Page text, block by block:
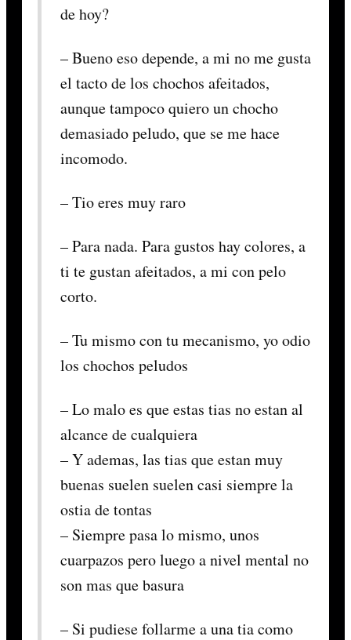
de hoy?
– Bueno eso depende, a mi no me gusta
el tacto de los chochos afeitados,
aunque tampoco quiero un chocho
demasiado peludo, que se me hace
incomodo.
– Tio eres muy raro
– Para nada. Para gustos hay colores, a
ti te gustan afeitados, a mi con pelo
corto.
– Tu mismo con tu mecanismo, yo odio
los chochos peludos
– Lo malo es que estas tias no estan al
alcance de cualquiera
– Y ademas, las tias que estan muy
buenas suelen suelen casi siempre la
ostia de tontas
– Siempre pasa lo mismo, unos
cuarpazos pero luego a nivel mental no
son mas que basura
– Si pudiese follarme a una tia como